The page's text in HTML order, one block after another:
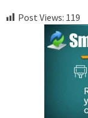
Post Views: 119